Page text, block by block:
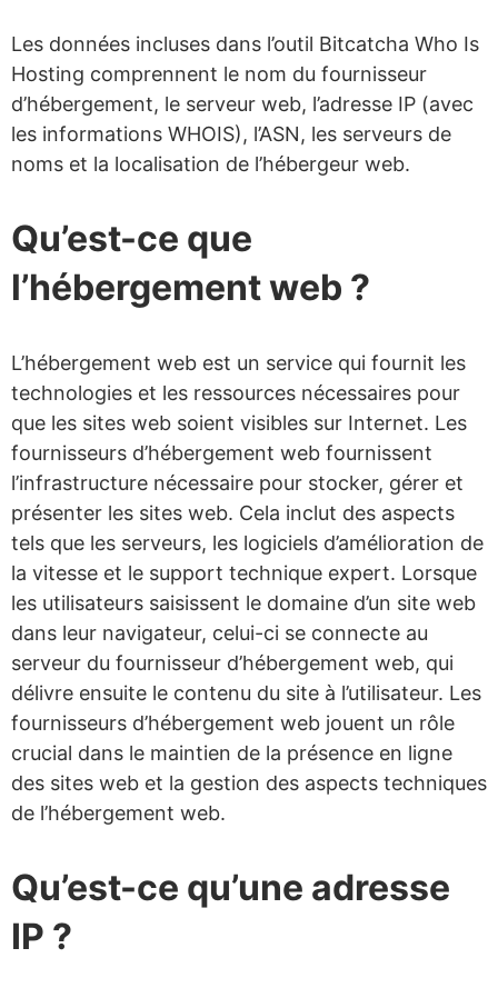
Les données incluses dans l’outil Bitcatcha Who Is
Hosting comprennent le nom du fournisseur
d’hébergement, le serveur web, l’adresse IP (avec
les informations WHOIS), l’ASN, les serveurs de
noms et la localisation de l’hébergeur web.
Qu’est-ce que
l’hébergement web ?
L’hébergement web est un service qui fournit les
technologies et les ressources nécessaires pour
que les sites web soient visibles sur Internet. Les
fournisseurs d’hébergement web fournissent
l’infrastructure nécessaire pour stocker, gérer et
présenter les sites web. Cela inclut des aspects
tels que les serveurs, les logiciels d’amélioration de
la vitesse et le support technique expert. Lorsque
les utilisateurs saisissent le domaine d’un site web
dans leur navigateur, celui-ci se connecte au
serveur du fournisseur d’hébergement web, qui
délivre ensuite le contenu du site à l’utilisateur. Les
fournisseurs d’hébergement web jouent un rôle
crucial dans le maintien de la présence en ligne
des sites web et la gestion des aspects techniques
de l’hébergement web.
Qu’est-ce qu’une adresse
IP ?